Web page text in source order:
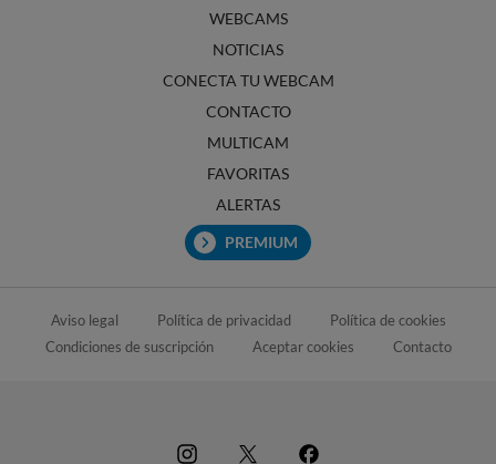
WEBCAMS
NOTICIAS
CONECTA TU WEBCAM
CONTACTO
MULTICAM
FAVORITAS
ALERTAS
PREMIUM
Aviso legal Política de privacidad
Política de cookies
Condiciones de suscripción
Aceptar cookies Contacto